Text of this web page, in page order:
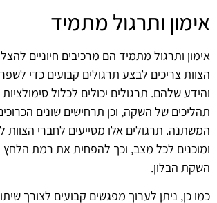
אימון ותרגול מתמיד
אימון ותרגול מתמיד הם מרכיבים חיוניים
הצוות צריכים לבצע תרגולים קבועים כדי
והידע שלהם. תרגולים יכולים לכלול
תהליכים של השקה, וכן תרחישים שונים
המשתנה. תרגולים אלו מסייעים לחברי הצוות
ומוכנים לכל מצב, וכך להפחית את רמת הלחץ
השקת הבלון.
כמו כן, ניתן לערוך מפגשים קבועים לצורך